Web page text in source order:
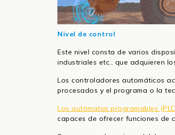
Nivel de control
Este nivel consta de varios
industriales etc., que adquieren
Los controladores automáticos
procesados y el programa o la
Los autómatas programables
capaces de ofrecer funciones de